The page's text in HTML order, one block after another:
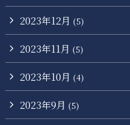
2023年12月 (5)
2023年11月 (5)
2023年10月 (4)
2023年9月 (5)